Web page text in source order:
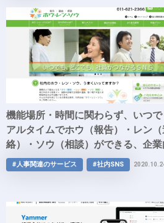
機能場所・時間に関わらず、いつで
アルタイムでホウ（報告）・レン
絡）・ソウ（相談）ができる、企
SNS「ホウ・レン・ソウ」で社員同
繋がりや社内の見える化を促進。
#人事関連のサービス #社内SNS